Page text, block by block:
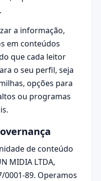
a informação,
em conteúdos
que cada leitor
o seu perfil, seja
opções para
ou programas
de conteúdo
MIDIA LTDA,
0001-89. Operamos